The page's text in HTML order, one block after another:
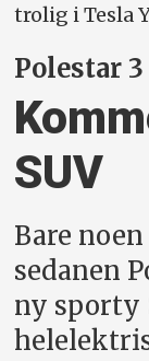
trolig i Tesla
Polestar
SUV
Bare
sedanen
ny sporty